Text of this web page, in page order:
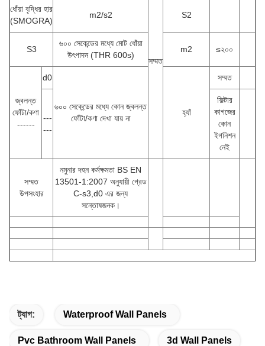
সম্মত
ধোঁয়া বৃদ্ধির হার
(SMOGRA)
m2/s2 S2
S3
৬০০ সেকেন্ডের মধ্যে মোট ধোঁয়া
উৎপাদন (THR 600s)
m2 ≤২০০
জ্বলন্ত
ফোঁটা/কণা
------
d0
৬০০ সেকেন্ডের মধ্যে কোন জ্বলন্ত
ফোঁটা/কণা দেখা যায় না
হ্যাঁ
সম্মত
---
---
ফিল্টার
কাগজের
কোন
ইগনিশন
নেই
সম্মত
উপসংহার
নমুনার দহন কর্মক্ষমতা BS EN
13501-1:2007 অনুযায়ী গ্রেড
C-s3,d0 এর জন্য
সন্তোষজনক।
ট্যাগ: Waterproof Wall Panels
Pvc Bathroom Wall Panels 3d Wall Panels